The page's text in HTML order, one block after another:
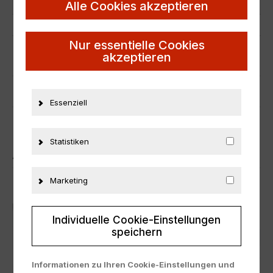
Neu
ZUSÄTZLICHE INFORMATIONEN
ÄHNLICHE PRODUKTE
Alle Cookies akzeptieren
Nur essentielle Cookies
akzeptieren
Essenziell
Statistiken
Marketing
Individuelle Cookie-Einstellungen
speichern
Informationen zu Ihren Cookie-Einstellungen und